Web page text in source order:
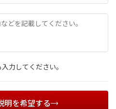
力してください。
明を希望する